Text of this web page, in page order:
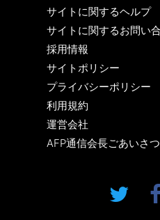
サイトに関するヘルプ
サイトに関するお問い
採用情報
サイトポリシー
プライバシーポリシー
利用規約
運営会社
AFP通信会長ごあいさつ